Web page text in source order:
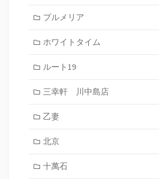
プルメリア
ホワイトタイム
ルート19
三幸軒 川中島店
乙妻
北京
十萬石